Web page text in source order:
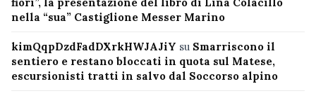
fiori”, la presentazione del libro di Lina Colacillo
nella “sua” Castiglione Messer Marino
kimQqpDzdFadDXrkHWJAJiY su Smarriscono il
sentiero e restano bloccati in quota sul Matese,
escursionisti tratti in salvo dal Soccorso alpino